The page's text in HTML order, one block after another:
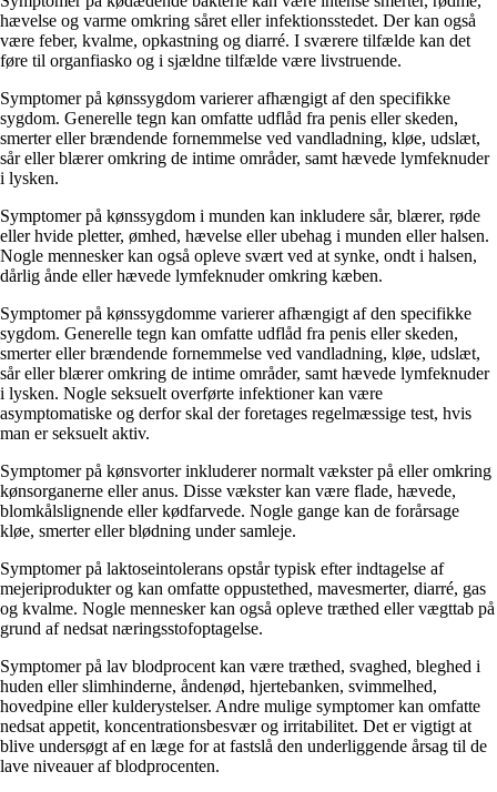
hævelse og varme omkring såret eller infektionsstedet. Der kan også
være feber, kvalme, opkastning og diarré. I sværere tilfælde kan det
føre til organfiasko og i sjældne tilfælde være livstruende.
Symptomer på kønssygdom varierer afhængigt af den specifikke
sygdom. Generelle tegn kan omfatte udflåd fra penis eller skeden,
smerter eller brændende fornemmelse ved vandladning, kløe, udslæt,
sår eller blærer omkring de intime områder, samt hævede lymfeknuder
i lysken.
Symptomer på kønssygdom i munden kan inkludere sår, blærer, røde
eller hvide pletter, ømhed, hævelse eller ubehag i munden eller halsen.
Nogle mennesker kan også opleve svært ved at synke, ondt i halsen,
dårlig ånde eller hævede lymfeknuder omkring kæben.
Symptomer på kønssygdomme varierer afhængigt af den specifikke
sygdom. Generelle tegn kan omfatte udflåd fra penis eller skeden,
smerter eller brændende fornemmelse ved vandladning, kløe, udslæt,
sår eller blærer omkring de intime områder, samt hævede lymfeknuder
i lysken. Nogle seksuelt overførte infektioner kan være
asymptomatiske og derfor skal der foretages regelmæssige test, hvis
man er seksuelt aktiv.
Symptomer på kønsvorter inkluderer normalt vækster på eller omkring
kønsorganerne eller anus. Disse vækster kan være flade, hævede,
blomkålslignende eller kødfarvede. Nogle gange kan de forårsage
kløe, smerter eller blødning under samleje.
Symptomer på laktoseintolerans opstår typisk efter indtagelse af
mejeriprodukter og kan omfatte oppustethed, mavesmerter, diarré, gas
og kvalme. Nogle mennesker kan også opleve træthed eller vægttab på
grund af nedsat næringsstofoptagelse.
Symptomer på lav blodprocent kan være træthed, svaghed, bleghed i
huden eller slimhinderne, åndenød, hjertebanken, svimmelhed,
hovedpine eller kulderystelser. Andre mulige symptomer kan omfatte
nedsat appetit, koncentrationsbesvær og irritabilitet. Det er vigtigt at
blive undersøgt af en læge for at fastslå den underliggende årsag til de
lave niveauer af blodprocenten.